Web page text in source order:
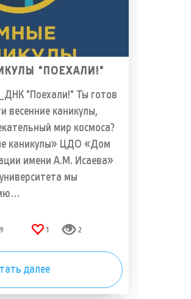
"ПОЕХАЛИ!"
"Поехали!" Ты готов
весенние каникулы,
мир космоса?
каникулы» ЦДО «Дом
имени А.М. Исаева»
университета мы
1 2
далее